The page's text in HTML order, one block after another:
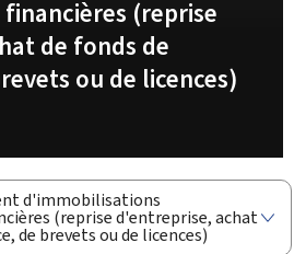
(reprise
de fonds de
ou de licences)
d'immobilisations
(reprise d'entreprise, achat
de brevets ou de licences)